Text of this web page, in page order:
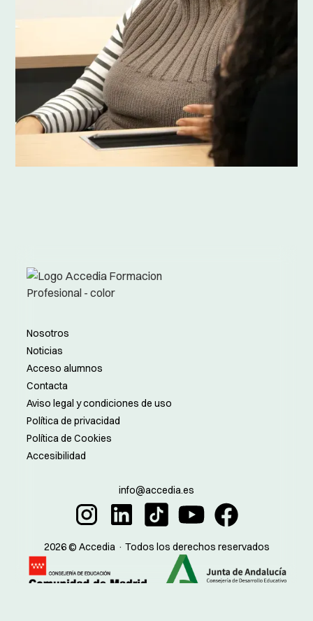
Nosotros
Noticias
Acceso alumnos
Contacta
Aviso legal y condiciones de uso
Política de privacidad
Política de Cookies
Accesibilidad
info@accedia.es
2026 © Accedia · Todos los derechos reservados